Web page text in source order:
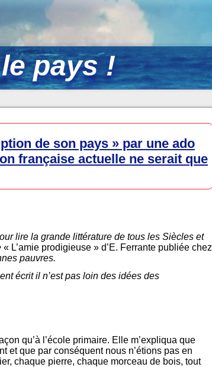
pays !
de son pays » par une ado
française actuelle ne serait que
lire la grande littérature de tous les Siècles et
« L’amie prodigieuse » d’E. Ferrante publiée chez
pauvres.
écrit il n’est pas loin des idées des
qu’à l’école primaire. Elle m’expliqua que
et que par conséquent nous n’étions pas en
chaque pierre, chaque morceau de bois, tout